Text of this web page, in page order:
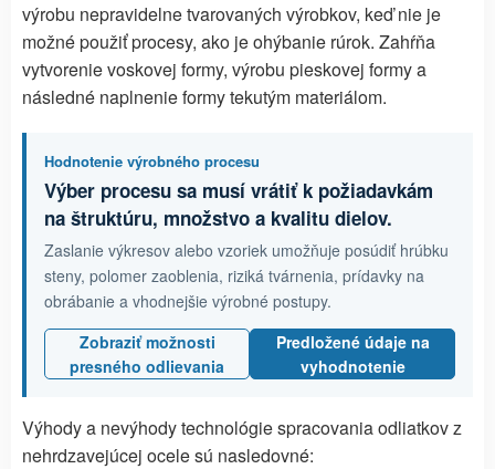
výrobu nepravidelne tvarovaných výrobkov, keď nie je
možné použiť procesy, ako je ohýbanie rúrok. Zahŕňa
vytvorenie voskovej formy, výrobu pieskovej formy a
následné naplnenie formy tekutým materiálom.
Hodnotenie výrobného procesu
Výber procesu sa musí vrátiť k požiadavkám
na štruktúru, množstvo a kvalitu dielov.
Zaslanie výkresov alebo vzoriek umožňuje posúdiť hrúbku
steny, polomer zaoblenia, riziká tvárnenia, prídavky na
obrábanie a vhodnejšie výrobné postupy.
Zobraziť možnosti
presného odlievania
Predložené údaje na
vyhodnotenie
Výhody a nevýhody technológie spracovania odliatkov z
nehrdzavejúcej ocele sú nasledovné: